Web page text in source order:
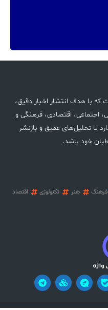
که با هدف انتشار اخبار دقیق،
اجتماعی، اقتصادی، فرهنگی و
با تحلیل‌های عمیق و بازنشر
خود باشد.
فرهنگ هنر تکنولوژی
اقتصاد